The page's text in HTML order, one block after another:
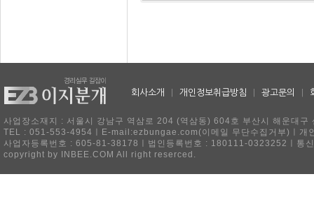
회사소개 개인정보취급방침 광고문의
사업장소재지 : 서울시 강남구 역삼로 204 (역삼동) 604호 부산시 해운대
TEL : 051-553-4954ㅣE-mail:ezbungae.com(이메일 무단수집거부)ㅣ개
사업자등록번호 : 605-81-38178ㅣ법인등록번호 : 180111-0323252ㅣ통
copyright by INBEE.COM All right reserced.